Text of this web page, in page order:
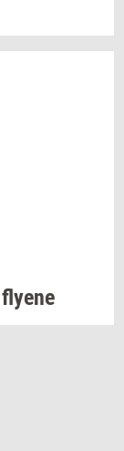
fly­e­ne